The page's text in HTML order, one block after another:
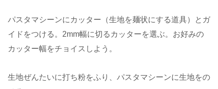
パスタマシーンにカッター（生地を麺状にする道具）とガ
イドをつける。2mm幅に切るカッターを選ぶ。お好みの
カッター幅をチョイスしよう。
生地ぜんたいに打ち粉をふり、パスタマシーンに生地をの